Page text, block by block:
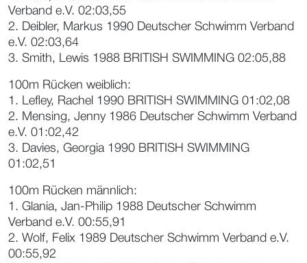
Verband e.V. 02:03,55
2. Deibler, Markus 1990 Deutscher Schwimm Verband
e.V. 02:03,64
3. Smith, Lewis 1988 BRITISH SWIMMING 02:05,88
100m Rücken weiblich:
1. Lefley, Rachel 1990 BRITISH SWIMMING 01:02,08
2. Mensing, Jenny 1986 Deutscher Schwimm Verband
e.V. 01:02,42
3. Davies, Georgia 1990 BRITISH SWIMMING
01:02,51
100m Rücken männlich:
1. Glania, Jan-Philip 1988 Deutscher Schwimm
Verband e.V. 00:55,91
2. Wolf, Felix 1989 Deutscher Schwimm Verband e.V.
00:55,92